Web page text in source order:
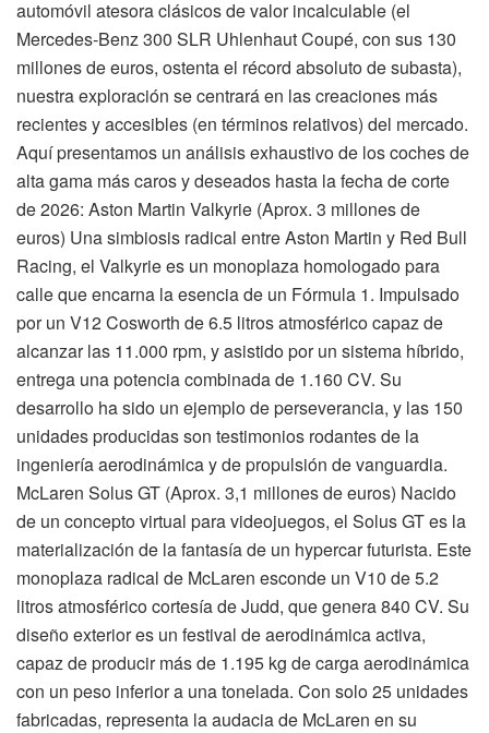
automóvil atesora clásicos de valor incalculable (el
Mercedes-Benz 300 SLR Uhlenhaut Coupé, con sus 130
millones de euros, ostenta el récord absoluto de subasta),
nuestra exploración se centrará en las creaciones más
recientes y accesibles (en términos relativos) del mercado.
Aquí presentamos un análisis exhaustivo de los coches de
alta gama más caros y deseados hasta la fecha de corte
de 2026: Aston Martin Valkyrie (Aprox. 3 millones de
euros) Una simbiosis radical entre Aston Martin y Red Bull
Racing, el Valkyrie es un monoplaza homologado para
calle que encarna la esencia de un Fórmula 1. Impulsado
por un V12 Cosworth de 6.5 litros atmosférico capaz de
alcanzar las 11.000 rpm, y asistido por un sistema híbrido,
entrega una potencia combinada de 1.160 CV. Su
desarrollo ha sido un ejemplo de perseverancia, y las 150
unidades producidas son testimonios rodantes de la
ingeniería aerodinámica y de propulsión de vanguardia.
McLaren Solus GT (Aprox. 3,1 millones de euros) Nacido
de un concepto virtual para videojuegos, el Solus GT es la
materialización de la fantasía de un hypercar futurista. Este
monoplaza radical de McLaren esconde un V10 de 5.2
litros atmosférico cortesía de Judd, que genera 840 CV. Su
diseño exterior es un festival de aerodinámica activa,
capaz de producir más de 1.195 kg de carga aerodinámica
con un peso inferior a una tonelada. Con solo 25 unidades
fabricadas, representa la audacia de McLaren en su